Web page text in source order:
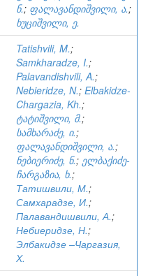
ნ.; ფალავანდიშვილი, ა.;
ხუციშვილი, ე.
Tatishvili, M.;
Samkharadze, I.;
Palavandishvili, A.;
Nebieridze, N.; Elbakidze-
Chargazia, Kh.;
ტატიშვილი, მ.;
სამხარაძე, ი.;
ფალავანდიშვილი, ა.;
ნებიერიძე, ნ.; ელბაქიძე-
ჩარგაზია, ხ.;
Татишвили, М.;
Самхарадзе, И.;
Палавандишвили, А.;
Небиеридзе, Н.;
Элбакидзе –Чаргазия,
Х.